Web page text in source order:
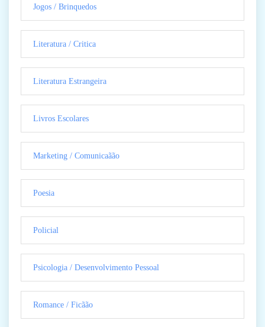
Jogos / Brinquedos
Literatura / Critica
Literatura Estrangeira
Livros Escolares
Marketing / Comunicaãão
Poesia
Policial
Psicologia / Desenvolvimento Pessoal
Romance / Ficãão